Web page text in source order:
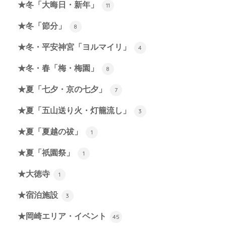
★冬「大晦日・新年」 11
★冬「節分」 8
★冬・平安神宮「ヨルマイリ」 4
★冬・春「梅・梅園」 8
★夏「七夕・京の七夕」 7
★夏「五山送り火・灯籠流し」 3
★夏「夏越の祓」 1
★夏「祇園祭」 1
★大徳寺 1
★宿泊施設 3
★岡崎エリア・イベント 45